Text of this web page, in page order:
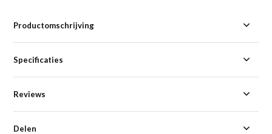
Productomschrijving
Specificaties
Reviews
Delen